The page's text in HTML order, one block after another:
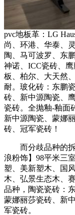
pvc地板革：LG
尚、环港、华泰、
陶、马可波罗、东
神诺、ICC瓷砖、
板、柏尔、大天然
耐。玻化砖：东鹏
砖、新中源陶瓷、
瓷砖。全抛釉-釉面
新中源陶瓷、蒙娜
砖、冠军瓷砖！
而分歧品种的拆
浪粉饰】98平米三
塑、美新塑木、国
木、弘景生态木、
品种，陶瓷瓷砖：
蒙娜丽莎瓷砖、新
军瓷砖。